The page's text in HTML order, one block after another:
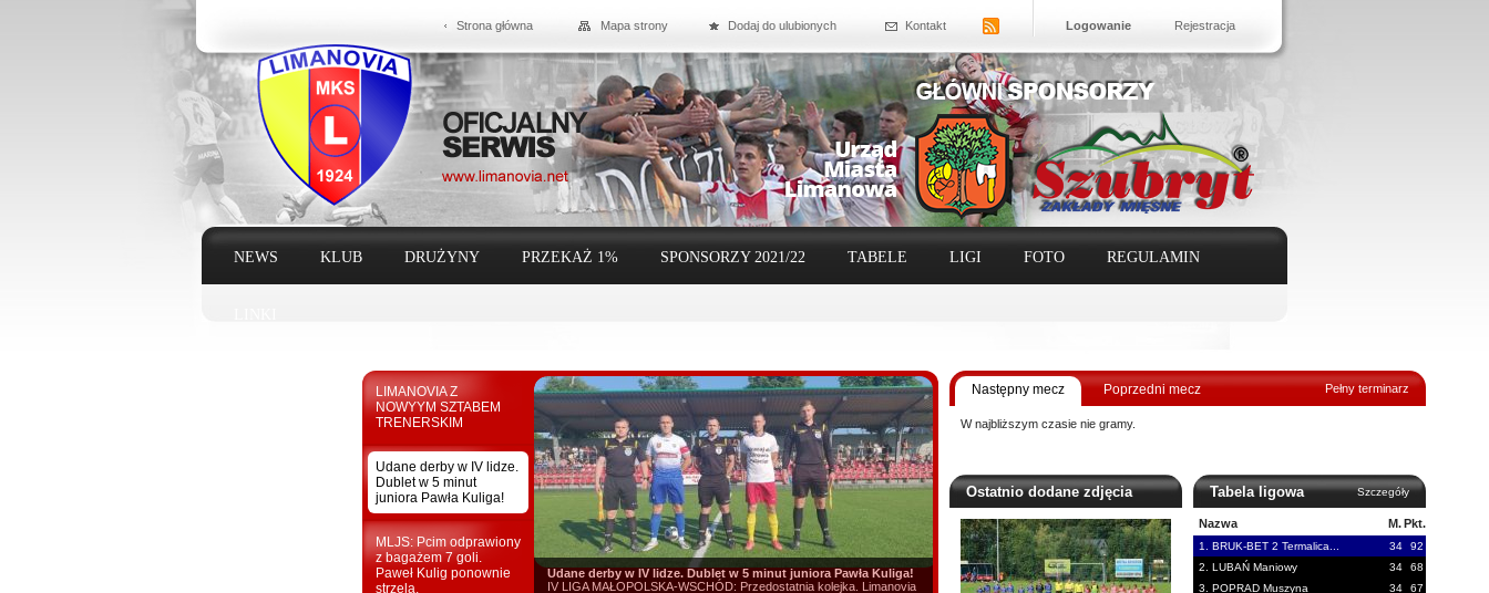
Strona główna Mapa strony Dodaj do ulubionych Kontakt Logowanie Rejestracja
NEWS KLUB DRUŻYNY PRZEKAŻ 1% SPONSORZY 2021/22 TABELE LIGI FOTO REGULAMIN
LIMANOVIA Z
NOWYYM SZTABEM
TRENERSKIM
Udane derby w IV lidze.
Dublet w 5 minut
juniora Pawła Kuliga!
MLJS: Pcim odprawiony
z bagażem 7 goli.
Paweł Kulig ponownie
strzela.
Udane derby w IV lidze. Dublet w 5 minut juniora Pawła Kuliga!
IV LIGA MAŁOPOLSKA-WSCHÓD: Przedostatnia kolejka. Limanovia
Pełny terminarz
Następny mecz Poprzedni mecz
W najbliższym czasie nie gramy.
Ostatnio dodane zdjęcia Tabela ligowa Szczegóły
Nazwa M. Pkt.
1. BRUK-BET 2 Termalica... 34
92
2. LUBAŃ Maniowy
34
68
3. POPRAD Muszyna
34
67